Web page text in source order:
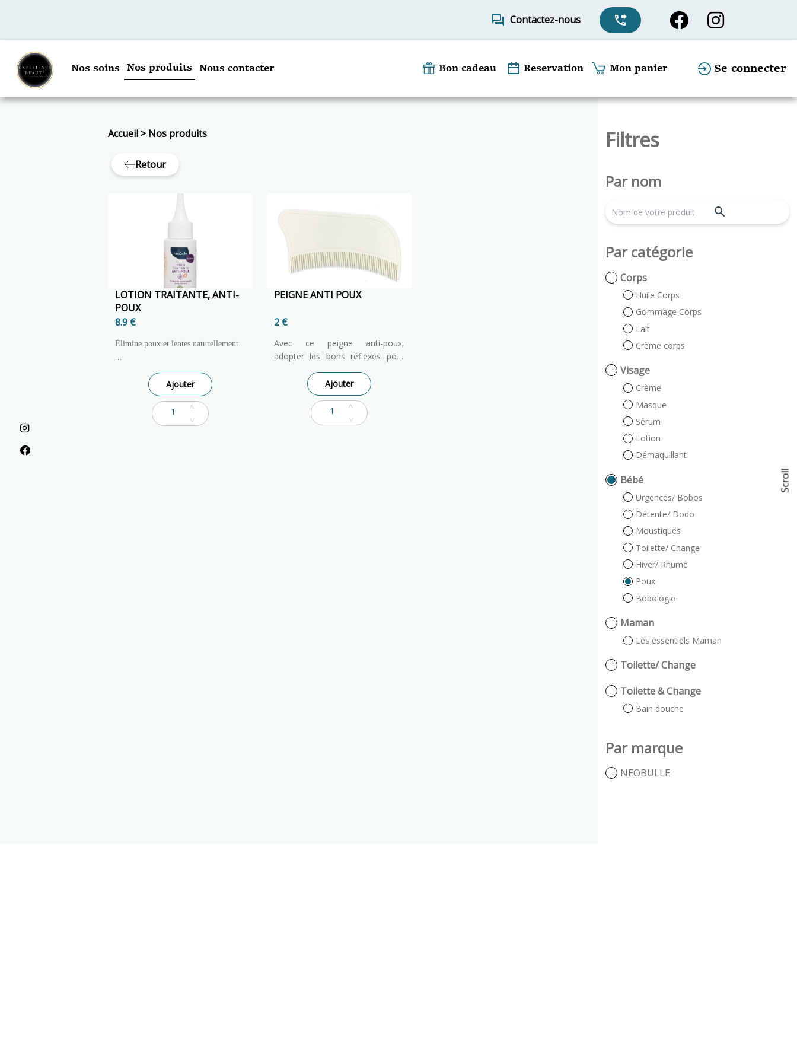
forum Contactez-nous phone_forwarded
Nos soins Nos produits Nous contacter Bon cadeau Reservation Mon panier Se connecter
Scroll
Accueil>Nos produits
Retour
LOTION TRAITANTE, ANTI-
POUX
8.9 €
Élimine poux et lentes naturellement.
Dur pour les poux, doux pour les
Cette lotion naturelle sans huiles
essentielles élimine les poux et les
Ajouter
PEIGNE ANTI POUX
2 €
Avec ce peigne anti-poux,
adopter les bons réflexes pour
prévenir l'apparition de ces petits
nuisibles. Pointes des dents
aplaties, un peu en biseau pour
un mouvement « à raclette » très
efficace, Débarrasse les cheveux
Ajouter
Filtres
Par nom
search
Par catégorie
Corps
Huile Corps
Gommage Corps
Lait
Crème corps
Visage
Crème
Masque
Sérum
Lotion
Démaquillant
Bébé
Urgences/ Bobos
Détente/ Dodo
Moustiques
Toilette/ Change
Hiver/ Rhume
Poux
Bobologie
Maman
Les essentiels Maman
Toilette/ Change
Toilette & Change
Bain douche
Par marque
NEOBULLE